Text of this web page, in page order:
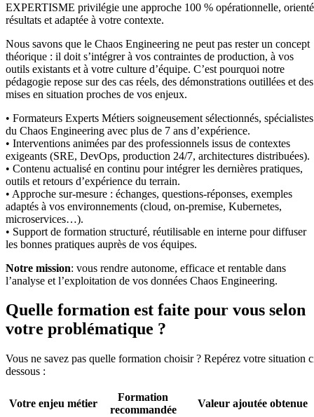
EXPERTISME privilégie une approche 100 % opérationnelle,
résultats et adaptée à votre contexte.
Nous savons que le Chaos Engineering ne peut pas rester un concept
théorique : il doit s’intégrer à vos contraintes de production, à vos
outils existants et à votre culture d’équipe. C’est pourquoi notre
pédagogie repose sur des cas réels, des démonstrations outillées et des
mises en situation proches de vos enjeux.
• Formateurs Experts Métiers soigneusement sélectionnés, spécialistes
du Chaos Engineering avec plus de 7 ans d’expérience.
• Interventions animées par des professionnels issus de contextes
exigeants (SRE, DevOps, production 24/7, architectures distribuées).
• Contenu actualisé en continu pour intégrer les dernières pratiques,
outils et retours d’expérience du terrain.
• Approche sur-mesure : échanges, questions-réponses, exemples
adaptés à vos environnements (cloud, on-premise, Kubernetes,
microservices…).
• Support de formation structuré, réutilisable en interne pour diffuser
les bonnes pratiques auprès de vos équipes.
Notre mission: vous rendre autonome, efficace et rentable dans
l’analyse et l’exploitation de vos données Chaos Engineering.
Quelle formation est faite pour vous selon
votre problématique ?
Vous ne savez pas quelle formation choisir ? Repérez votre situation
dessous :
Votre enjeu métier
Formation
recommandée
Valeur ajoutée obtenue